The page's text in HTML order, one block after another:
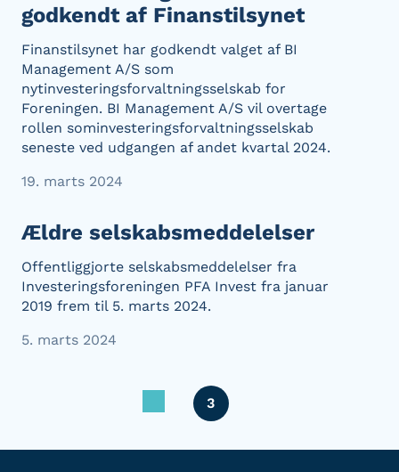
godkendt af Finanstilsynet
Finanstilsynet har godkendt valget af BI
Management A/S som
nytinvesteringsforvaltningsselskab for
Foreningen. BI Management A/S vil overtage
rollen sominvesteringsforvaltningsselskab
seneste ved udgangen af andet kvartal 2024.
19. marts 2024
Ældre selskabsmeddelelser
Offentliggjorte selskabsmeddelelser fra
Investeringsforeningen PFA Invest fra januar
2019 frem til 5. marts 2024.
5. marts 2024
3